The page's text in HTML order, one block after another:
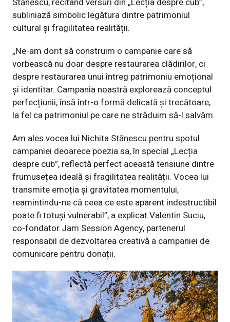
subliniază simbolic legătura dintre patrimoniul
cultural și fragilitatea realității.
„Ne-am dorit să construim o campanie care să
vorbească nu doar despre restaurarea clădirilor, ci
despre restaurarea unui întreg patrimoniu emoțional
și identitar. Campania noastră explorează conceptul
perfecțiunii, însă într-o formă delicată și trecătoare,
la fel ca patrimoniul pe care ne străduim să-l salvăm.
Am ales vocea lui Nichita Stănescu pentru spotul
campaniei deoarece poezia sa, în special „Lecția
despre cub”, reflectă perfect această tensiune dintre
frumusețea ideală și fragilitatea realității. Vocea lui
transmite emoția și gravitatea momentului,
reamintindu-ne că ceea ce este aparent indestructibil
poate fi totuși vulnerabil”, a explicat Valentin Suciu,
co-fondator Jam Session Agency, partenerul
responsabil de dezvoltarea creativă a campaniei de
comunicare pentru donații.